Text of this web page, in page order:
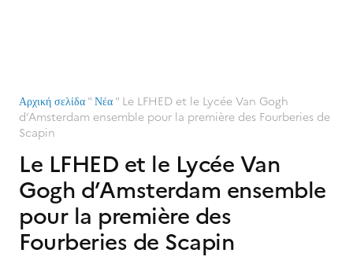
Αρχική σελίδα " Νέα " Le LFHED et le Lycée Van Gogh
d’Amsterdam ensemble pour la première des Fourberies de
Scapin
Le LFHED et le Lycée Van
Gogh d’Amsterdam ensemble
pour la première des
Fourberies de Scapin